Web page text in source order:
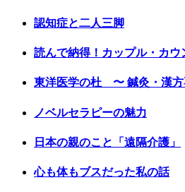
認知症と二人三脚
読んで納得！カップル・カウ
東洋医学の杜 〜 鍼灸・漢方
ノベルセラピーの魅力
日本の親のこと「遠隔介護」
心も体もブスだった私の話